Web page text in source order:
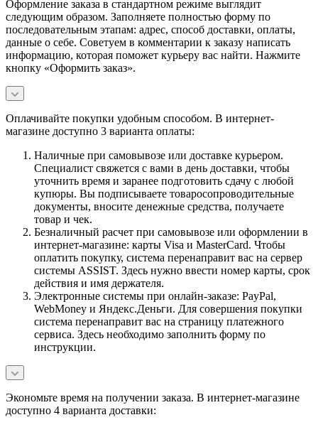
Оформление заказа в стандартном режиме выглядит
следующим образом. Заполняете полностью форму по
последовательным этапам: адрес, способ доставки, оплаты,
данные о себе. Советуем в комментарии к заказу написать
информацию, которая поможет курьеру вас найти. Нажмите
кнопку «Оформить заказ».
Оплачивайте покупки удобным способом. В интернет-
магазине доступно 3 варианта оплаты:
Наличные при самовывозе или доставке курьером.
Специалист свяжется с вами в день доставки, чтобы
уточнить время и заранее подготовить сдачу с любой
купюры. Вы подписываете товаросопроводительные
документы, вносите денежные средства, получаете
товар и чек.
Безналичный расчет при самовывозе или оформлении в
интернет-магазине: карты Visa и MasterCard. Чтобы
оплатить покупку, система перенаправит вас на сервер
системы ASSIST. Здесь нужно ввести номер карты, срок
действия и имя держателя.
Электронные системы при онлайн-заказе: PayPal,
WebMoney и Яндекс.Деньги. Для совершения покупки
система перенаправит вас на страницу платежного
сервиса. Здесь необходимо заполнить форму по
инструкции.
Экономьте время на получении заказа. В интернет-магазине
доступно 4 варианта доставки: